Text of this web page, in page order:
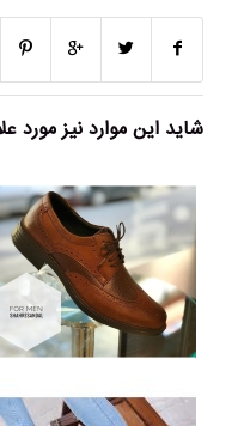
شاید این موارد نیز مورد